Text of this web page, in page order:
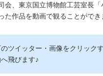
会、東京国立博物館工芸室長
た作品を動画で観ることができ
ツイッター・画像をクリック
飛びます♪